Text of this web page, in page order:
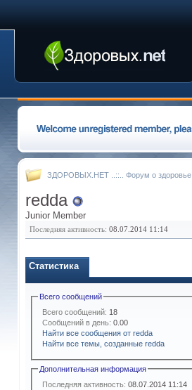
ЗДОРОВЫХ.НЕТ ..::.. Форум о здоровье
redda
Junior Member
Последняя активность: 08.07.2014 11:14
Статистика
Всего сообщений
Всего сообщений: 18
Сообщений в день: 0.00
Найти все сообщения от redda
Найти все темы, созданные redda
Дополнительная информация
Последняя активность: 08.07.2014 11:14